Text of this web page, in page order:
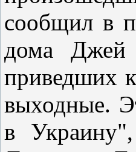
сообщил в
дома Джей
приведших
выходные.
в